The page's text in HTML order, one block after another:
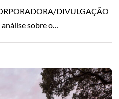
DIVULGAÇÃO
sobre o…